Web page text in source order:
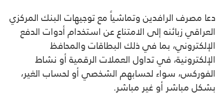
دعا مصرف الرافدين وتماشياً مع توجيهات البنك المركزي
العراقي زبائنه إلى الامتناع عن استخدام أدوات الدفع
الإلكتروني، بما في ذلك البطاقات والمحافظ
الإلكترونية، في تداول العملات الرقمية أو نشاط
الفوركس، سواء لحسابهم الشخصي أو لحساب الغير،
بشكل مباشر أو غير مباشر.